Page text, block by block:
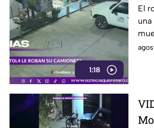
1:18
su
El